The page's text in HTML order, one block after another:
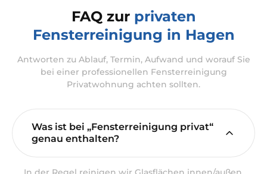
FAQ zur privaten
Fensterreinigung in Hagen
Antworten zu Ablauf, Termin, Aufwand und worauf Sie
bei einer professionellen Fensterreinigung
Privatwohnung achten sollten.
Was ist bei „Fensterreinigung privat“
genau enthalten?